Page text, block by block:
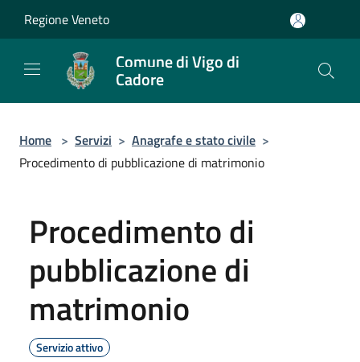
Regione Veneto
Comune di Vigo di
Cadore
Home > Servizi > Anagrafe e stato civile >
Procedimento di pubblicazione di matrimonio
Procedimento di
pubblicazione di
matrimonio
Servizio attivo